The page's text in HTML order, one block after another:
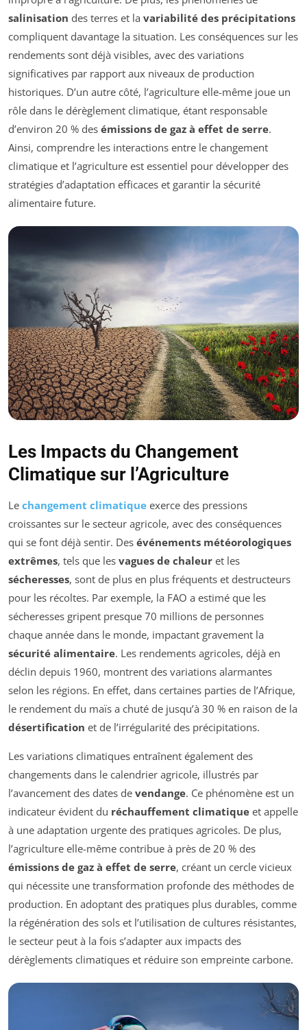
salinisation des terres et la variabilité des précipitations
compliquent davantage la situation. Les conséquences sur les
rendements sont déjà visibles, avec des variations
significatives par rapport aux niveaux de production
historiques. D’un autre côté, l’agriculture elle-même joue un
rôle dans le dérèglement climatique, étant responsable
d’environ 20 % des émissions de gaz à effet de serre.
Ainsi, comprendre les interactions entre le changement
climatique et l’agriculture est essentiel pour développer des
stratégies d’adaptation efficaces et garantir la sécurité
alimentaire future.
Les Impacts du Changement
Climatique sur l’Agriculture
Le changement climatique exerce des pressions
croissantes sur le secteur agricole, avec des conséquences
qui se font déjà sentir. Des événements météorologiques
extrêmes, tels que les vagues de chaleur et les
sécheresses, sont de plus en plus fréquents et destructeurs
pour les récoltes. Par exemple, la FAO a estimé que les
sécheresses gripent presque 70 millions de personnes
chaque année dans le monde, impactant gravement la
sécurité alimentaire. Les rendements agricoles, déjà en
déclin depuis 1960, montrent des variations alarmantes
selon les régions. En effet, dans certaines parties de l’Afrique,
le rendement du maïs a chuté de jusqu’à 30 % en raison de la
désertification et de l’irrégularité des précipitations.
Les variations climatiques entraînent également des
changements dans le calendrier agricole, illustrés par
l’avancement des dates de vendange. Ce phénomène est un
indicateur évident du réchauffement climatique et appelle
à une adaptation urgente des pratiques agricoles. De plus,
l’agriculture elle-même contribue à près de 20 % des
émissions de gaz à effet de serre, créant un cercle vicieux
qui nécessite une transformation profonde des méthodes de
production. En adoptant des pratiques plus durables, comme
la régénération des sols et l’utilisation de cultures résistantes,
le secteur peut à la fois s’adapter aux impacts des
dérèglements climatiques et réduire son empreinte carbone.